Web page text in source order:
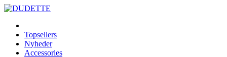
Topsellers
Nyheder
Accessories